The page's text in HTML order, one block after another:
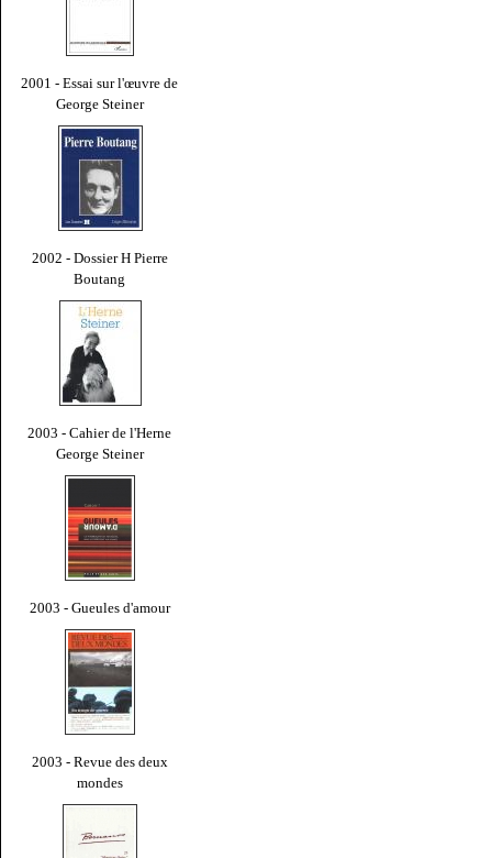
2001 - Essai sur l'œuvre de
George Steiner
2002 - Dossier H Pierre
Boutang
2003 - Cahier de l'Herne
George Steiner
2003 - Gueules d'amour
2003 - Revue des deux
mondes